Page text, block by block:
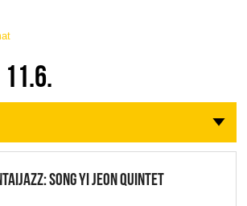
LIVE
11.6.
SONG YI JEON QUINTET